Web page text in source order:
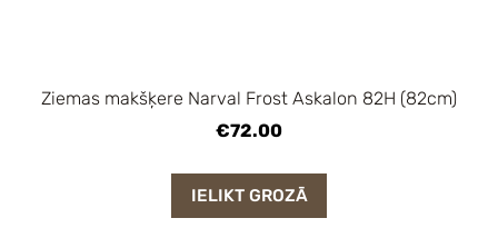
Ziemas makšķere Narval Frost Askalon 82H (82cm)
€72.00
IELIKT GROZĀ